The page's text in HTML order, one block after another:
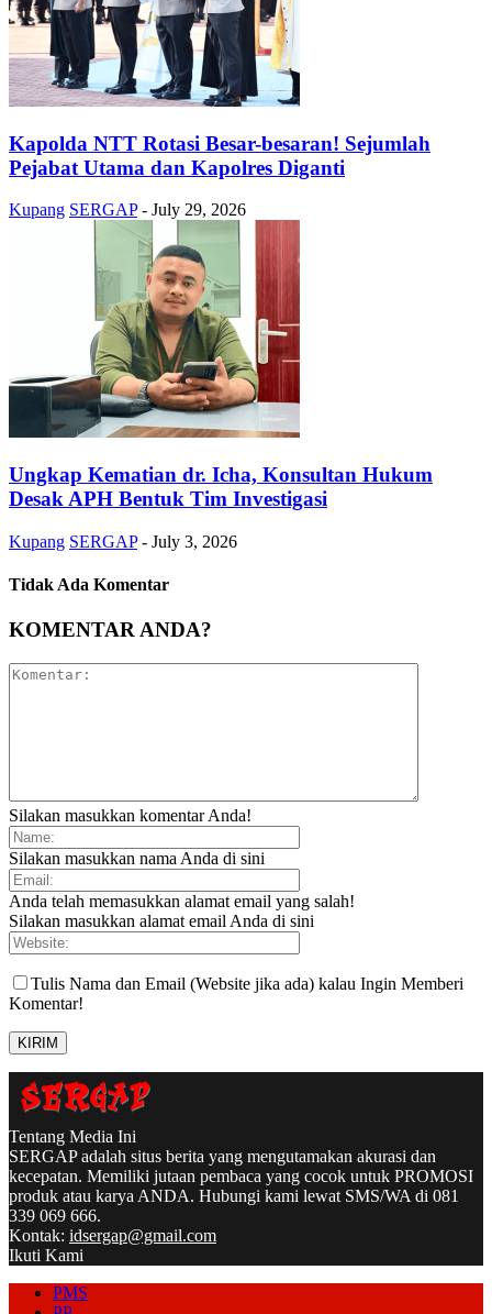
Kapolda NTT Rotasi Besar-besaran! Sejumlah
Pejabat Utama dan Kapolres Diganti
Kupang SERGAP - July 29, 2026
Ungkap Kematian dr. Icha, Konsultan Hukum
Desak APH Bentuk Tim Investigasi
Kupang SERGAP - July 3, 2026
Tidak Ada Komentar
KOMENTAR ANDA?
Silakan masukkan komentar Anda!
Silakan masukkan nama Anda di sini
Anda telah memasukkan alamat email yang salah!
Silakan masukkan alamat email Anda di sini
Tulis Nama dan Email (Website jika ada) kalau Ingin Memberi
Komentar!
Tentang Media Ini
SERGAP adalah situs berita yang mengutamakan akurasi dan
kecepatan. Memiliki jutaan pembaca yang cocok untuk PROMOSI
produk atau karya ANDA. Hubungi kami lewat SMS/WA di 081
339 069 666.
Kontak: idsergap@gmail.com
Ikuti Kami
PMS